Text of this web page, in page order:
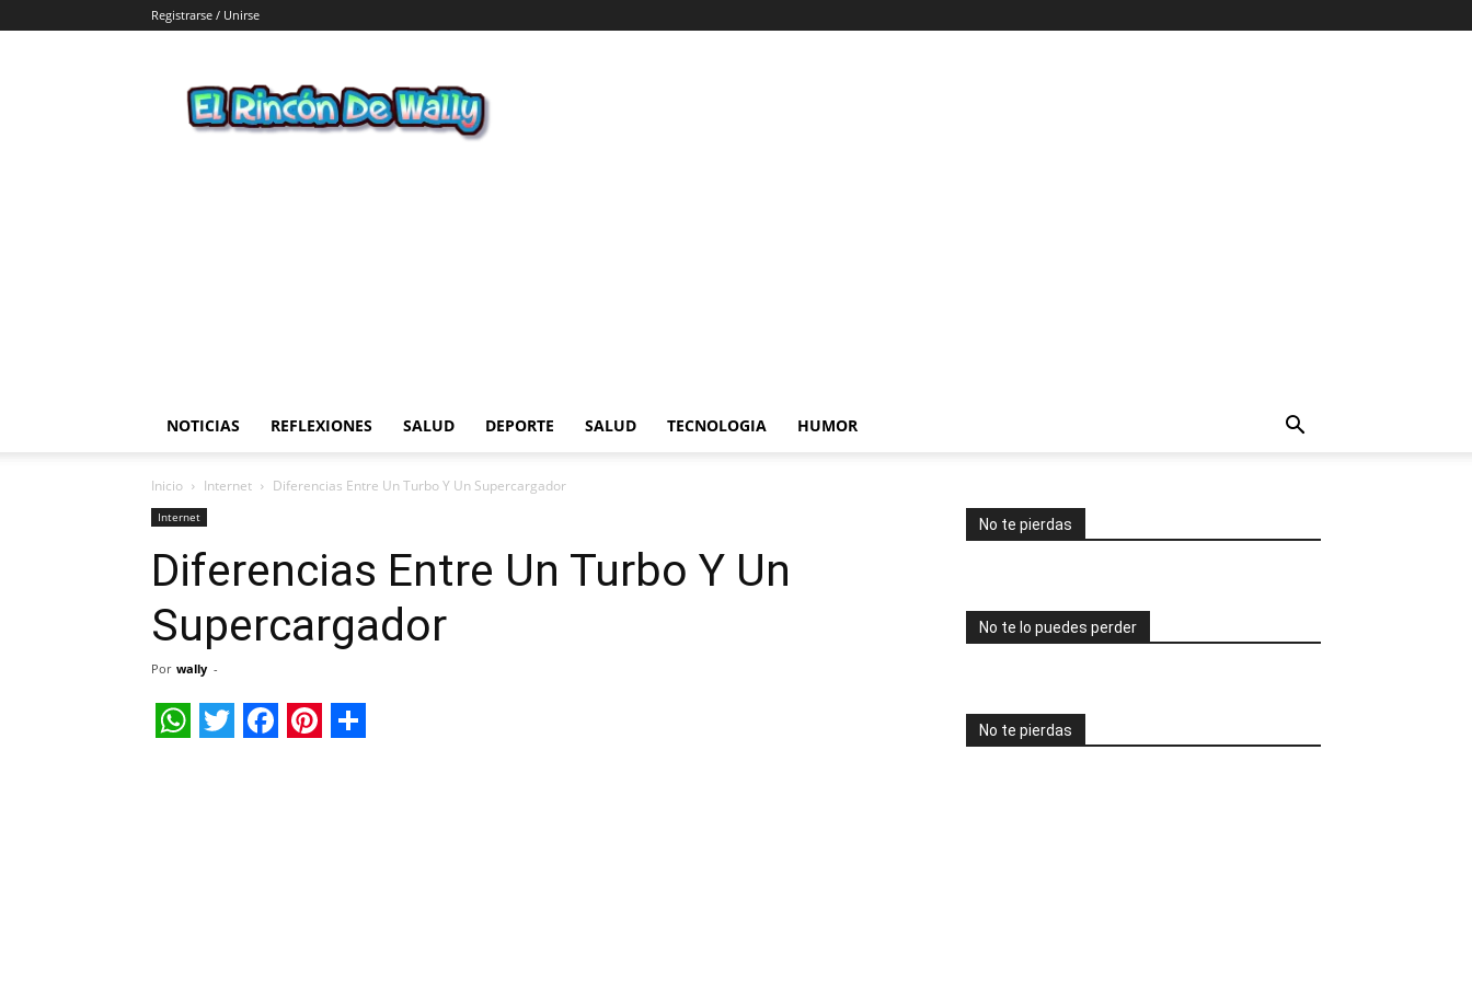
Registrarse / Unirse
Rincon
de
NOTICIAS REFLEXIONES SALUD DEPORTE SALUD TECNOLOGIA HUMOR
Inicio Internet Diferencias Entre Un Turbo Y Un Supercargador
Internet
Diferencias Entre Un Turbo Y Un
Supercargador
Por wally -
No te pierdas
No te lo puedes perder
No te pierdas